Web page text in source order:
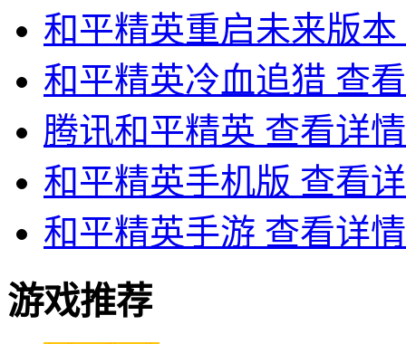
和平精英重启未来版本
和平精英冷血追猎 查
腾讯和平精英 查看详情
和平精英手机版 查看
和平精英手游 查看详情
游戏推荐